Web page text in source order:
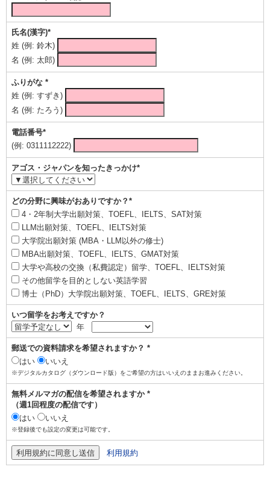
氏名(漢字)*
姓 (例: 鈴木)
名 (例: 太郎)
ふりがな *
姓 (例: すずき)
名 (例: たろう)
電話番号*
(例: 0311112222)
アゴス・ジャパンを知ったきっかけ*
どの分野に興味がおありですか？*
4・2年制大学出願対策、TOEFL、IELTS、SAT対策
LLM出願対策、TOEFL、IELTS対策
大学院出願対策 (MBA・LLM以外の修士)
MBA出願対策、TOEFL、IELTS、GMAT対策
大学や高校の交換（私費認定）留学、TOEFL、IELTS対策
その他留学を目的としない英語学習
博士（PhD）大学院出願対策、TOEFL、IELTS、GRE対策
いつ留学をお考えですか？
年
郵送での資料請求を希望されますか？ *
はい
いいえ
※デジタルカタログ（ダウンロード版）をご希望の方はいいえのままお進みください。
無料メルマガの配信を希望されますか *
（週1回程度の配信です）
はい
いいえ
※登録後でも設定の変更は可能です。
利用規約